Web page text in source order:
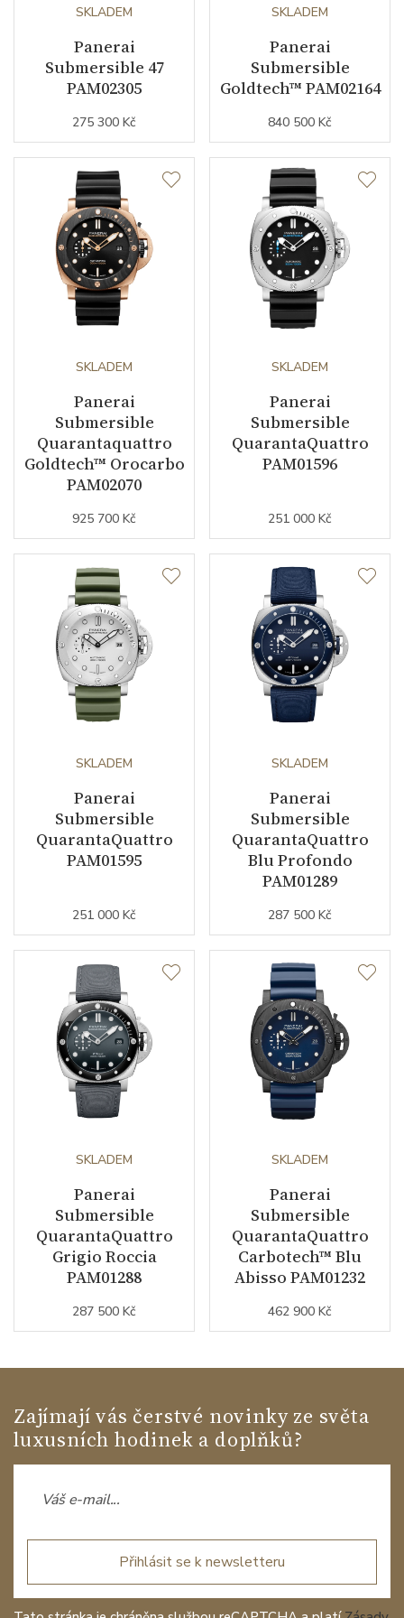
Kyvy strojku
Funkce
Datumovka
Sekundová ručka
Číselník
Barva číselníku
Indexy číselníku
Materiál řemínku kaučuk
Barva řemínku
Šířka řemínku (nožky/spona)
Doplňující údaje
Záruční doba
nepodnikatelé (měsíců)
Modelová řada Submersible
SKLADEM
Panerai
Submersible 47
PAM02305
275 300 Kč
SKLADEM
Panerai
Submersible
Goldtech™ PAM02164
840 500 Kč
SKLADEM
Panerai
Submersible
Quarantaquattro
Goldtech™ Orocarbo
PAM02070
925 700 Kč
SKLADEM
Panerai
Submersible
QuarantaQuattro
PAM01596
251 000 Kč
SKLADEM
Panerai
Submersible
QuarantaQuattro
PAM01595
251 000 Kč
SKLADEM
Panerai
Submersible
QuarantaQuattro
Blu Profondo
PAM01289
287 500 Kč
SKLADEM
Panerai
Submersible
QuarantaQuattro
Grigio Roccia
PAM01288
287 500 Kč
SKLADEM
Panerai
Submersible
QuarantaQuattro
Carbotech™ Blu
Abisso PAM01232
462 900 Kč
Zajímají vás čerstvé novinky ze světa
luxusních hodinek a doplňků?
Přihlásit se k newsletteru